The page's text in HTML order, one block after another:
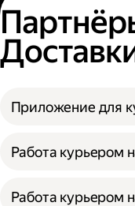
Приложение для
Работа курьером
Работа курьером